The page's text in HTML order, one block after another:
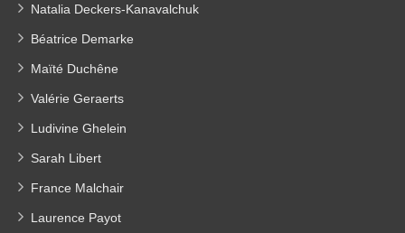
Natalia Deckers-Kanavalchuk
Béatrice Demarke
Maïté Duchêne
Valérie Geraerts
Ludivine Ghelein
Sarah Libert
France Malchair
Laurence Payot